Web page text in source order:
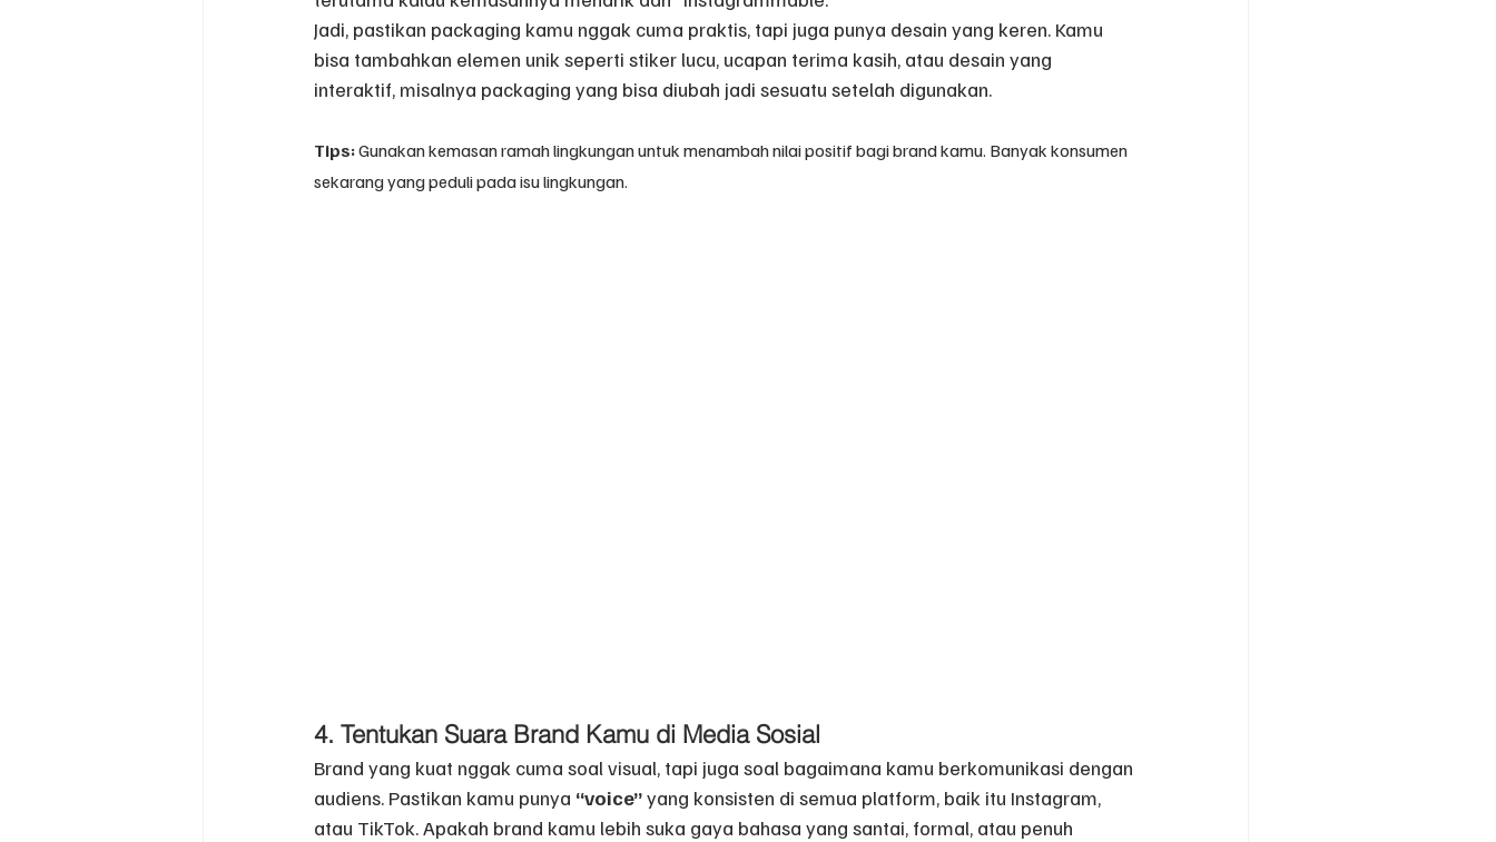
Jadi, pastikan packaging kamu nggak cuma praktis, tapi juga punya desain yang keren. Kamu
bisa tambahkan elemen unik seperti stiker lucu, ucapan terima kasih, atau desain yang
interaktif, misalnya packaging yang bisa diubah jadi sesuatu setelah digunakan.
Tips: Gunakan kemasan ramah lingkungan untuk menambah nilai positif bagi brand kamu. Banyak konsumen
sekarang yang peduli pada isu lingkungan.
4. Tentukan Suara Brand Kamu di Media Sosial
Brand yang kuat nggak cuma soal visual, tapi juga soal bagaimana kamu berkomunikasi dengan
audiens. Pastikan kamu punya “voice” yang konsisten di semua platform, baik itu Instagram,
atau TikTok. Apakah brand kamu lebih suka gaya bahasa yang santai, formal, atau penuh